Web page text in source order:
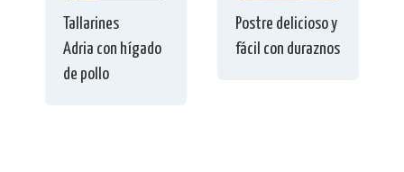
Tallarines
Adria con hígado
de pollo
Postre delicioso y
fácil con duraznos